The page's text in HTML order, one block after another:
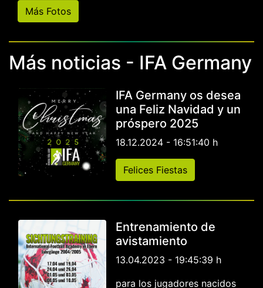
Más Fotos
Más noticias - IFA Germany
IFA Germany os desea
una Feliz Navidad y un
próspero 2025
18.12.2024 - 16:51:40 h
Felices Fiestas
Entrenamiento de
avistamiento
13.04.2023 - 19:45:39 h
para los jugadores nacidos